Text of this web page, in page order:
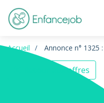
Accueil Annonce n° 1325
Retour aux offres